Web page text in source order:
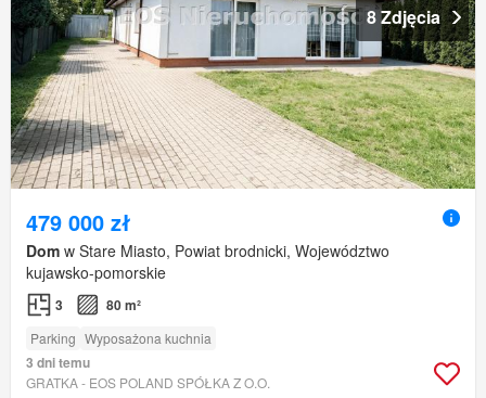
8 Zdjęcia
479 000 zł
Dom w Stare Miasto, Powiat brodnicki, Województwo
kujawsko-pomorskie
3 80 m²
Parking Wyposażona kuchnia
3 dni temu
GRATKA - EOS POLAND SPÓŁKA Z O.O.